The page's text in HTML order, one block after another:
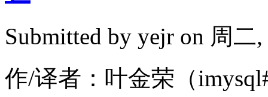
Submitted by yejr on 周二,
作/译者：叶金荣（